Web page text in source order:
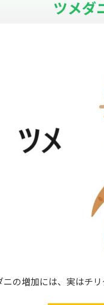
ツメダ
ニの増加には、実はチ